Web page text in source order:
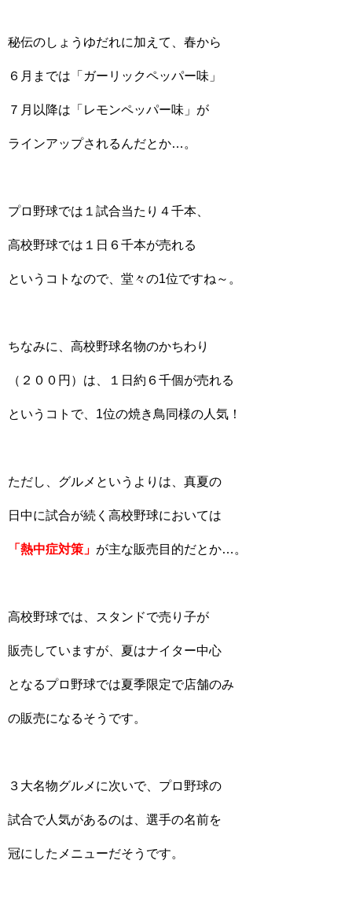
秘伝のしょうゆだれに加えて、春から
６月までは「ガーリックペッパー味」
７月以降は「レモンペッパー味」が
ラインアップされるんだとか…。
プロ野球では１試合当たり４千本、
高校野球では１日６千本が売れる
というコトなので、堂々の1位ですね～。
ちなみに、高校野球名物のかちわり
（２００円）は、１日約６千個が売れる
というコトで、1位の焼き鳥同様の人気！
ただし、グルメというよりは、真夏の
日中に試合が続く高校野球においては
「熱中症対策」 が主な販売目的だとか…。
高校野球では、スタンドで売り子が
販売していますが、夏はナイター中心
となるプロ野球では夏季限定で店舗のみ
の販売になるそうです。
３大名物グルメに次いで、プロ野球の
試合で人気があるのは、選手の名前を
冠にしたメニューだそうです。